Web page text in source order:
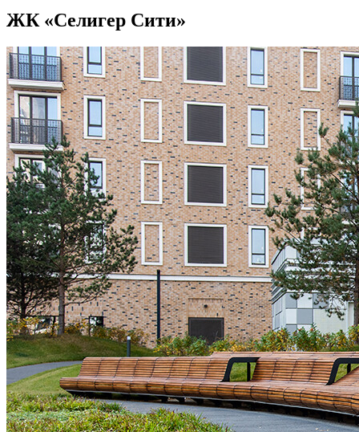
ЖК «Селигер Сити»